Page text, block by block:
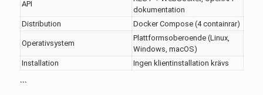
API
dokumentation
Distribution
Docker Compose (4 containrar)
Operativsystem
Plattformsoberoende (Linux,
Windows, macOS)
Installation
Ingen klientinstallation krävs
```